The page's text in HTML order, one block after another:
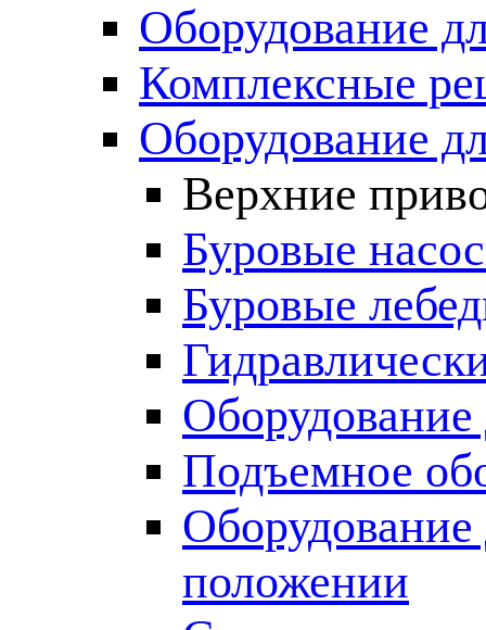
Оборудование
Комплексные
Оборудование
Верхние
Буровые
Буровые
Подъемное
Оборудование
положении